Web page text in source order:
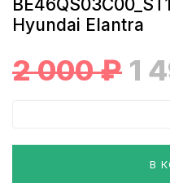
Hyundai Elantra
2 000₽ 1
В